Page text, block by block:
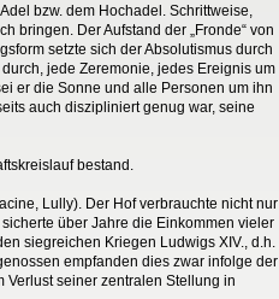
bzw. dem Hochadel. Schrittweise,
bringen. Der Aufstand der „Fronde“ von
setzte sich der Absolutismus durch
jede Zeremonie, jedes Ereignis um
er die Sonne und alle Personen um ihn
auch diszipliniert genug war, seine
bestand.
Lully). Der Hof verbrauchte nicht nur
über Jahre die Einkommen vieler
siegreichen Kriegen Ludwigs XIV., d.h.
empfanden dies zwar infolge der
seiner zentralen Stellung in